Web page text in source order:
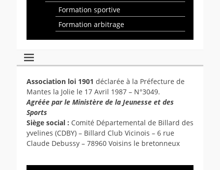
Formation sportive
Formation arbitrage
Association loi 1901 déclarée à la Préfecture de
Mantes la Jolie le 17 Avril 1987 – N°3049.
Agréée par le Ministère de la Jeunesse et des
Sports
Siège social : Comité Départemental de Billard des
yvelines (CDBY) – Billard Club Vicinois – 6 rue
Claude Debussy – 78960 Voisins le bretonneux